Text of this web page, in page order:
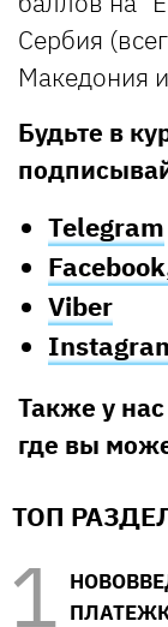
Сербия
Македония
Будьте в
Telegram
Viber
Также у нас
где вы
ТОП